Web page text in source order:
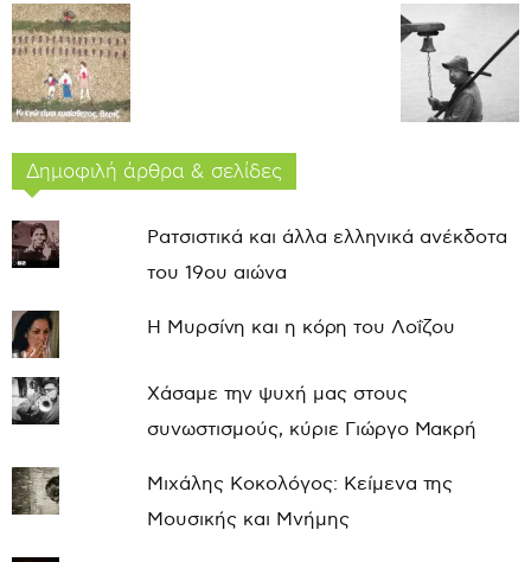
Δημοφιλή άρθρα & σελίδες
Ρατσιστικά και άλλα ελληνικά ανέκδοτα
του 19ου αιώνα
Η Μυρσίνη και η κόρη του Λοΐζου
Χάσαμε την ψυχή μας στους
συνωστισμούς, κύριε Γιώργο Μακρή
Μιχάλης Κοκολόγος: Κείμενα της
Μουσικής και Μνήμης